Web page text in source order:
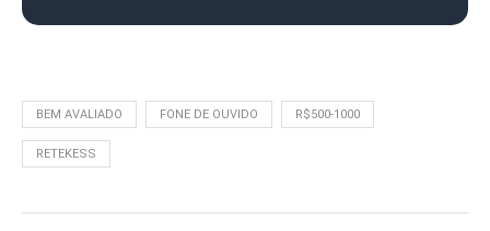
BEM AVALIADO FONE DE OUVIDO R$500-1000
RETEKESS